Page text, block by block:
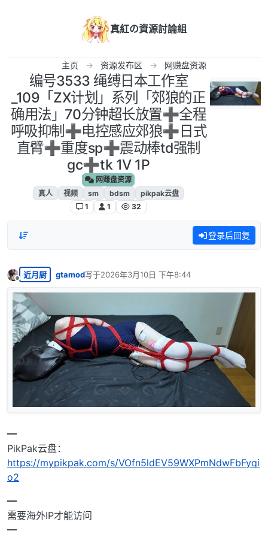
真紅の資源討論組
主页 资源发布区 网赚盘资源
编号3533 绳缚日本工作室
_109「ZX计划」系列「郊狼的正
确用法」70分钟超长放置➕全程
呼吸抑制➕电控感应郊狼➕日式
直臂➕重度sp➕震动棒td强制
gc➕tk 1V 1P
网赚盘资源
真人
视频 sm bdsm
pikpak云盘
1
1 32
登录后回复
离线
近月厨 gtamod写于2026年3月10日 下午8:44
最后由 编辑
━
PikPak云盘：
https://mypikpak.com/s/VOfn5ldEV59WXPmNdwFbFyqi
o2
━
需要海外IP才能访问
━